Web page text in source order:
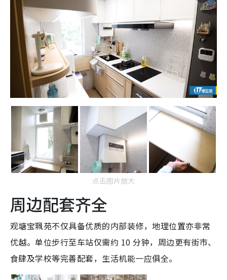
点击图片放大
周边配套齐全
观塘宝珮苑不仅具备优质的内部装修，地理位置亦非常
优越。单位步行至车站仅需约 10 分钟，周边更有街市、
食肆及学校等完善配套，生活机能一应俱全。